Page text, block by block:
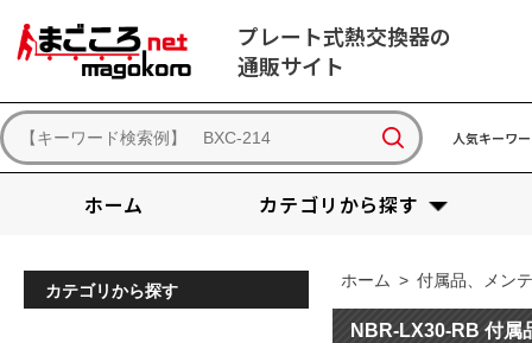
プレート式熱交換器の
通販サイト
人気キーワ
ホーム カテゴリから探す
ホーム > 付属品、メン
NBR-LX30-RB 付属
カテゴリから探す